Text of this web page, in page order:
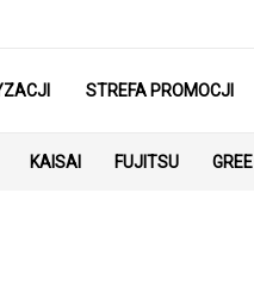
STREFA PROMOCJI
KAISAI FUJITSU GREE